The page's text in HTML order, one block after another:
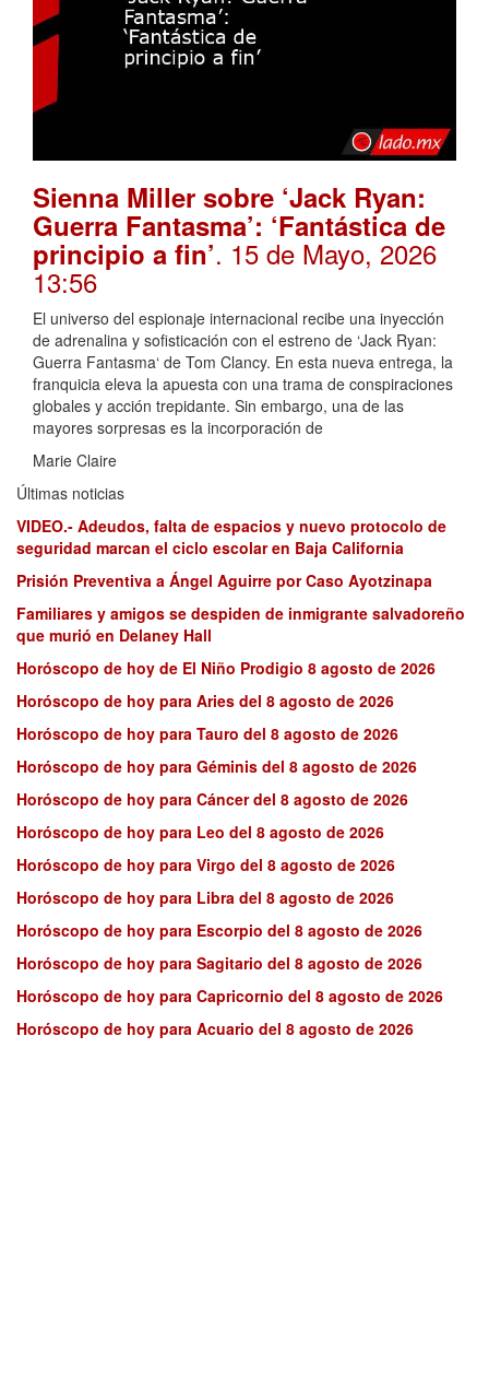
Sienna Miller sobre ‘Jack Ryan:
Guerra Fantasma’: ‘Fantástica de
principio a fin’. 15 de Mayo, 2026
13:56
El universo del espionaje internacional recibe una inyección
de adrenalina y sofisticación con el estreno de ‘Jack Ryan:
Guerra Fantasma‘ de Tom Clancy. En esta nueva entrega, la
franquicia eleva la apuesta con una trama de conspiraciones
globales y acción trepidante. Sin embargo, una de las
mayores sorpresas es la incorporación de
Marie Claire
Últimas noticias
VIDEO.- Adeudos, falta de espacios y nuevo protocolo de
seguridad marcan el ciclo escolar en Baja California
Prisión Preventiva a Ángel Aguirre por Caso Ayotzinapa
Familiares y amigos se despiden de inmigrante salvadoreño
que murió en Delaney Hall
Horóscopo de hoy de El Niño Prodigio 8 agosto de 2026
Horóscopo de hoy para Aries del 8 agosto de 2026
Horóscopo de hoy para Tauro del 8 agosto de 2026
Horóscopo de hoy para Géminis del 8 agosto de 2026
Horóscopo de hoy para Cáncer del 8 agosto de 2026
Horóscopo de hoy para Leo del 8 agosto de 2026
Horóscopo de hoy para Virgo del 8 agosto de 2026
Horóscopo de hoy para Libra del 8 agosto de 2026
Horóscopo de hoy para Escorpio del 8 agosto de 2026
Horóscopo de hoy para Sagitario del 8 agosto de 2026
Horóscopo de hoy para Capricornio del 8 agosto de 2026
Horóscopo de hoy para Acuario del 8 agosto de 2026